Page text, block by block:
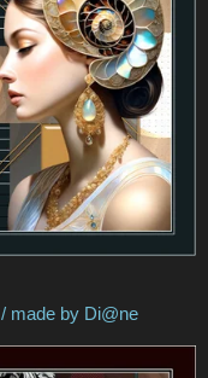
by Carmen
Di@ne